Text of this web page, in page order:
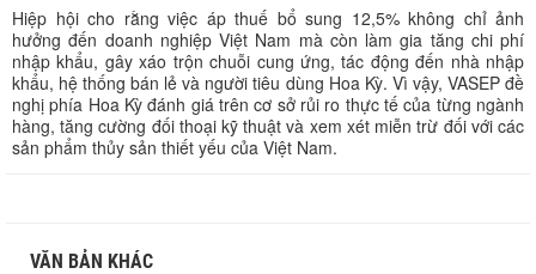
Hiệp hội cho rằng việc áp thuế bổ sung 12,5% không chỉ ảnh
hưởng đến doanh nghiệp Việt Nam mà còn làm gia tăng chi phí
nhập khẩu, gây xáo trộn chuỗi cung ứng, tác động đến nhà nhập
khẩu, hệ thống bán lẻ và người tiêu dùng Hoa Kỳ. Vì vậy, VASEP đề
nghị phía Hoa Kỳ đánh giá trên cơ sở rủi ro thực tế của từng ngành
hàng, tăng cường đối thoại kỹ thuật và xem xét miễn trừ đối với các
sản phẩm thủy sản thiết yếu của Việt Nam.
VĂN BẢN KHÁC